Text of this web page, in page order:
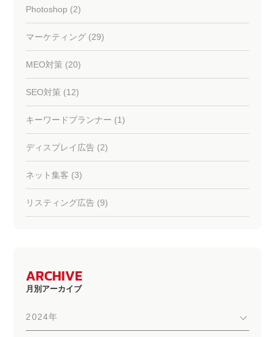
Photoshop (2)
マーケティング (29)
MEO対策 (20)
SEO対策 (12)
キーワードプランナー (1)
ディスプレイ広告 (2)
ネット集客 (3)
リスティング広告 (9)
ARCHIVE
月別アーカイブ
2024年